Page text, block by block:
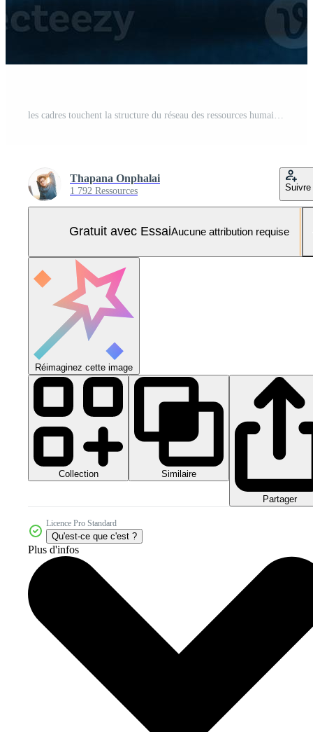
Thapana Onphalai
1 792 Ressources Suivre
Gratuit avec EssaiAucune attribution requise
Réimaginez cette image
Collection Similaire
Partager
Licence Pro Standard
Qu'est-ce que c'est ?
Plus d'infos